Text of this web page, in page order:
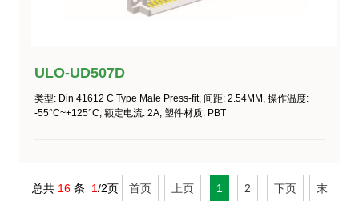
ULO-UD507D
类型: Din 41612 C Type Male Press-fit, 间距: 2.54MM, 操作温度:
-55°C~+125°C 额定电流: 2A, 塑件材质: PBT
总共 16条 1/2页 首页 上页 1 2 下页 末